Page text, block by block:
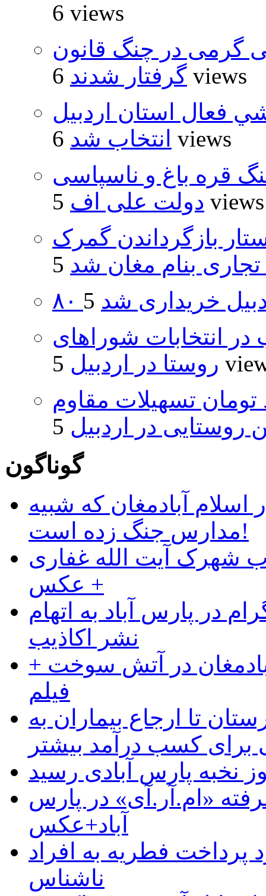
6 views
گرمی در چنگ قانون
گرفتار شدند 6 views
فعال استان اردبيل
انتخاب شد 6 views
قره باغ و ناسپاسی
دولت علی اف 5 views
بازگرداندن گمرک
تجاری بنام مغان شد
خریداری شد
۵۰۰۰ داوطلب در انتخابات شوراهای
روستا در اردبیل 5
و ۴۸۰ میلیارد تومان تسهیلات مقاوم
در اردبیل
گوناگون
آبادمغان که شبیه
مدارس جنگ زده است!
شهرک آیت الله غفاری
+ عکس
در پارس آباد به اتهام
نشر اکاذیب
در آتش سوخت +
فیلم
تا ارجاع بیماران به
کسب درآمد بیشتر
نخبه پارس آبادی رسید
«ام.آر.آی» در پارس
آباد+عکس
پرداخت فطریه به افراد
ناشناس